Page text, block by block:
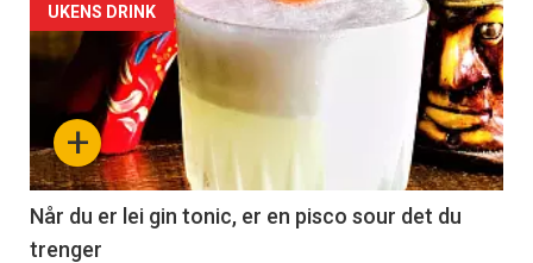
+
UKENS DRINK
Når du er lei gin tonic, er en pisco sour det du
trenger